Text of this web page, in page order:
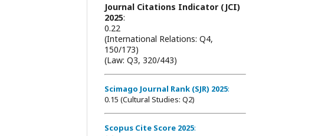
Journal Citations Indicator (JCI)
2025:
0.22
(International Relations: Q4,
150/173)
(Law: Q3, 320/443)
Scimago Journal Rank (SJR) 2025:
0.15 (Cultural Studies: Q2)
Scopus Cite Score 2025: